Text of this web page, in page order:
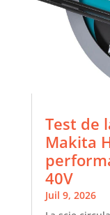
Test de
Makita
40V
Juil 9, 2026